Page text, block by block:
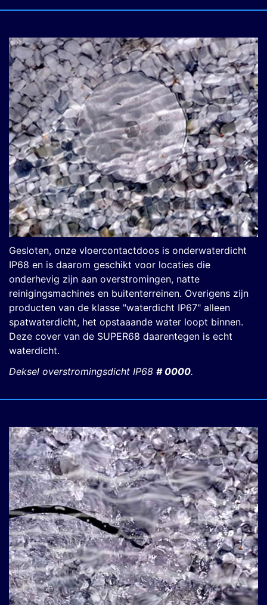
Gesloten, onze vloercontactdoos is onderwaterdicht
IP68 en is daarom geschikt voor locaties die
onderhevig zijn aan overstromingen, natte
reinigingsmachines en buitenterreinen. Overigens zijn
producten van de klasse "waterdicht IP67" alleen
spatwaterdicht, het opstaaande water loopt binnen.
Deze cover van de SUPER68 daarentegen is echt
waterdicht.
Deksel overstromingsdicht IP68 # 0000.